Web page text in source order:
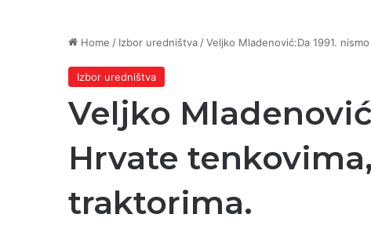
Home / Izbor uredništva /Veljko Mladenović:Da 1991.
Izbor uredništva
Veljko
Hrvate
traktorima.